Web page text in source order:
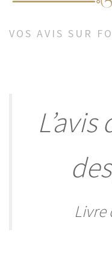
VOS AVIS SUR
Livre